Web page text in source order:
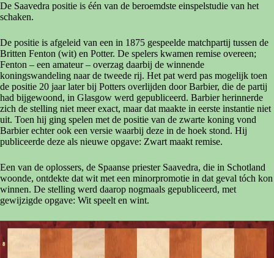
De Saavedra positie is één van de beroemdste einspelstudie van het
schaken.
De positie is afgeleid van een in 1875 gespeelde matchpartij tussen de
Britten Fenton (wit) en Potter. De spelers kwamen remise overeen;
Fenton – een amateur – overzag daarbij de winnende
koningswandeling naar de tweede rij. Het pat werd pas mogelijk toen
de positie 20 jaar later bij Potters overlijden door Barbier, die de partij
had bijgewoond, in Glasgow werd gepubliceerd. Barbier herinnerde
zich de stelling niet meer exact, maar dat maakte in eerste instantie niet
uit. Toen hij ging spelen met de positie van de zwarte koning vond
Barbier echter ook een versie waarbij deze in de hoek stond. Hij
publiceerde deze als nieuwe opgave: Zwart maakt remise.
Een van de oplossers, de Spaanse priester Saavedra, die in Schotland
woonde, ontdekte dat wit met een minorpromotie in dat geval tóch kon
winnen. De stelling werd daarop nogmaals gepubliceerd, met
gewijzigde opgave: Wit speelt en wint.